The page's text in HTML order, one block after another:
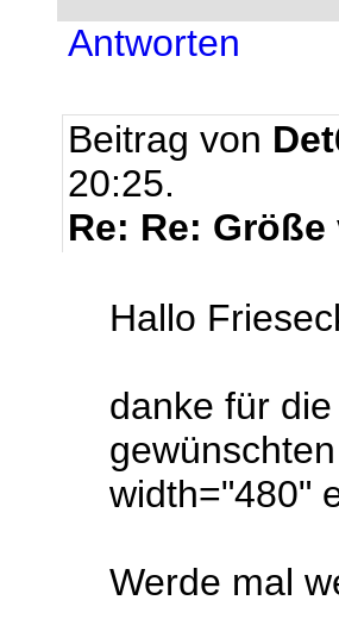
Antworten
Beitrag von
20:25.
Re: Re:
Hallo
danke für
width="480"
Werde mal